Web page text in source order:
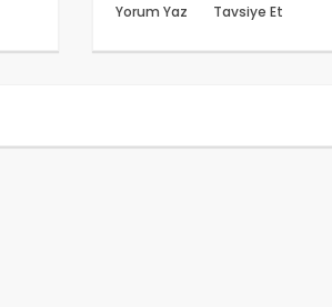
Yorum Yaz Tavsiye Et